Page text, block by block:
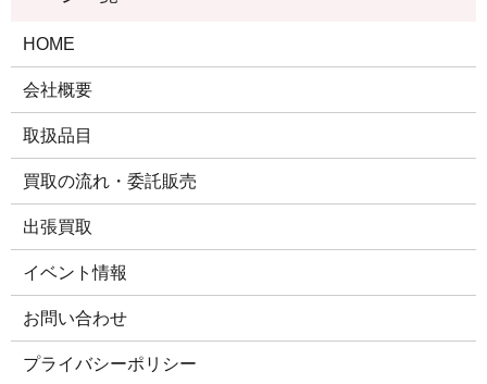
HOME
会社概要
取扱品目
買取の流れ・委託販売
出張買取
イベント情報
お問い合わせ
プライバシーポリシー